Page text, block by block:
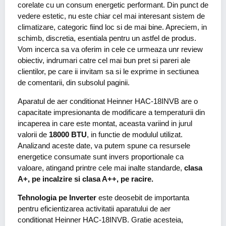
corelate cu un consum energetic performant. Din punct de
vedere estetic, nu este chiar cel mai interesant sistem de
climatizare, categoric fiind loc si de mai bine. Apreciem, in
schimb, discretia, esentiala pentru un astfel de produs.
Vom incerca sa va oferim in cele ce urmeaza unr review
obiectiv, indrumari catre cel mai bun pret si pareri ale
clientilor, pe care ii invitam sa si le exprime in sectiunea
de comentarii, din subsolul paginii.
Aparatul de aer conditionat Heinner HAC-18INVB are o
capacitate impresionanta de modificare a temperaturii din
incaperea in care este montat, aceasta variind in jurul
valorii de 18000 BTU, in functie de modulul utilizat.
Analizand aceste date, va putem spune ca resursele
energetice consumate sunt invers proportionale ca
valoare, atingand printre cele mai inalte standarde, clasa
A+, pe incalzire si clasa A++, pe racire.
Tehnologia pe Inverter este deosebit de importanta
pentru eficientizarea activitatii aparatului de aer
conditionat Heinner HAC-18INVB. Gratie acesteia,